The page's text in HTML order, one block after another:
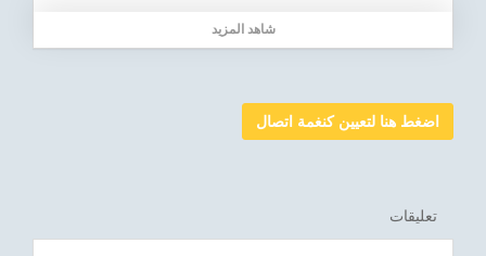
شاهد المزيد
اضغط هنا لتعيين كنغمة اتصال
تعليقات